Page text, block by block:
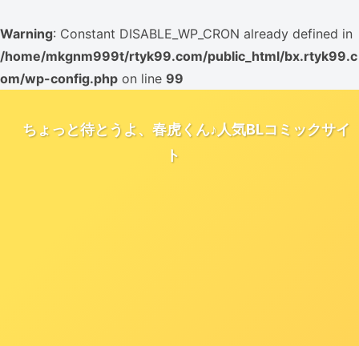
Warning: Constant DISABLE_WP_CRON already defined in
/home/mkgnm999t/rtyk99.com/public_html/bx.rtyk99.c
om/wp-config.php on line 99
ちょっと待とうよ、春虎くん♪人気BLコミックサイ
ト